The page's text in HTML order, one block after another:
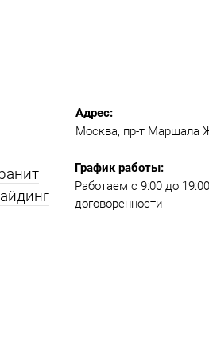
Работаем с 9:00 до
договоренности
Москва, пр-т Маршала
Адрес:
График работы: